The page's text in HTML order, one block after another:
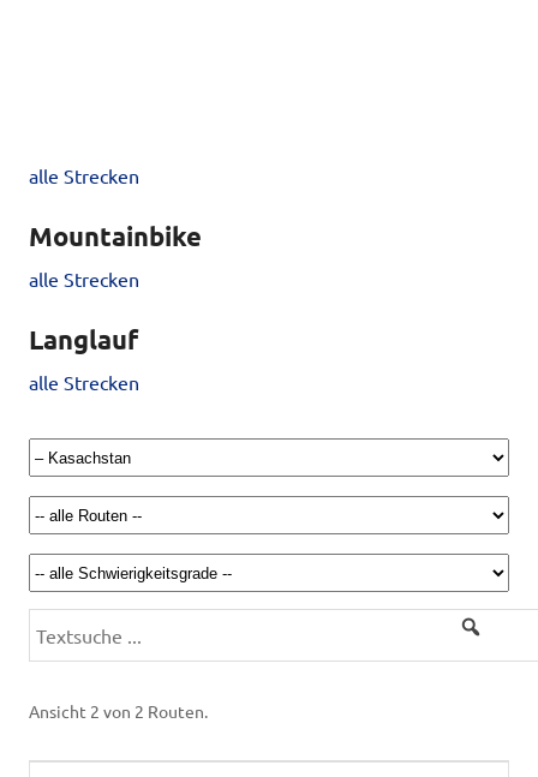
alle Strecken
Mountainbike
alle Strecken
Langlauf
alle Strecken
Ansicht 2 von 2 Routen.